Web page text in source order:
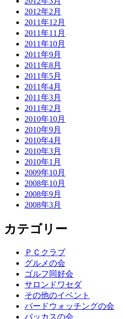
2012年2月
2011年12月
2011年11月
2011年10月
2011年9月
2011年8月
2011年5月
2011年4月
2011年3月
2011年2月
2010年10月
2010年9月
2010年4月
2010年3月
2010年1月
2009年10月
2008年10月
2008年9月
2008年3月
カテゴリー
ＰＣクラブ
グルメの会
ゴルフ同好会
サロンドワセダ
その他のイベント
バードウォッチングの会
バッカスの会